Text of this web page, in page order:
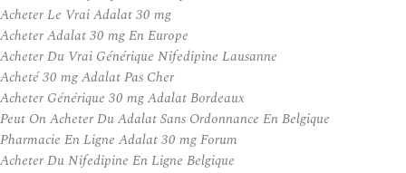
Acheter Le Vrai Adalat 30 mg
Acheter Adalat 30 mg En Europe
Acheter Du Vrai Générique Nifedipine Lausanne
Acheté 30 mg Adalat Pas Cher
Acheter Générique 30 mg Adalat Bordeaux
Peut On Acheter Du Adalat Sans Ordonnance En Belgique
Pharmacie En Ligne Adalat 30 mg Forum
Acheter Du Nifedipine En Ligne Belgique